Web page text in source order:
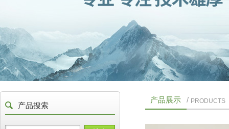
产品搜索
产品展示 / PRODUCTS